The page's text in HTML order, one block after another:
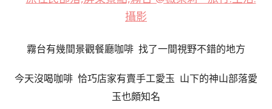
霧台有幾間景觀餐廳咖啡 找了一間視野不錯的地方
今天沒喝咖啡 恰巧店家有賣手工愛玉 山下的神山部落愛
玉也頗知名